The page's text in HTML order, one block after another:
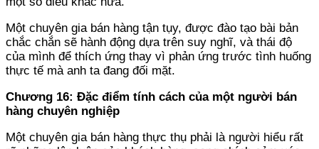
Một chuyên gia bán hàng tận tụy, được đào tạo bài bản
chắc chắn sẽ hành động dựa trên suy nghĩ, và thái độ
của mình để thích ứng thay vì phản ứng trước tình huống
thực tế mà anh ta đang đối mặt.
Chương 16: Đặc điểm tính cách của một người bán
hàng chuyên nghiệp
Một chuyên gia bán hàng thực thụ phải là người hiểu rất